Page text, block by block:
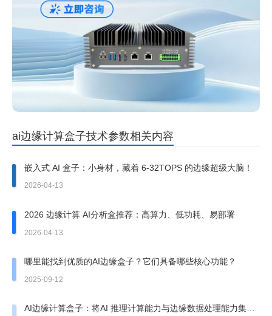
ai边缘计算盒子技术参数相关内容
嵌入式 AI 盒子：小身材，藏着 6-32TOPS 的边缘超级大脑！
2026-04-13
2026 边缘计算 AI分析盒推荐：高算力、低功耗、易部署
2026-04-13
哪里能找到优质的AI边缘盒子？它们具备哪些核心功能？
2025-09-12
AI边缘计算盒子：将AI 推理计算能力与边缘数据处理能力集于